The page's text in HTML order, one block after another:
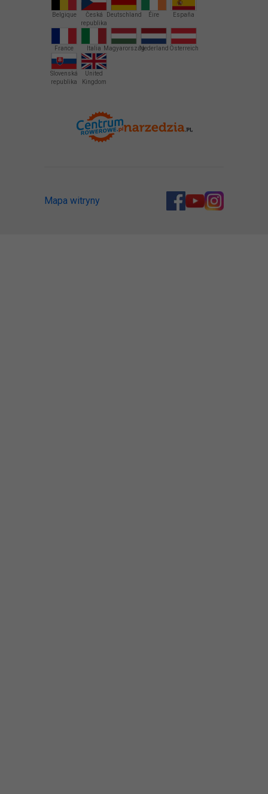
Belgique
Česká
republika
Deutschland Éire España
France Italia MagyarországNederland Österreich
Slovenská
republika
United
Kingdom
Mapa witryny